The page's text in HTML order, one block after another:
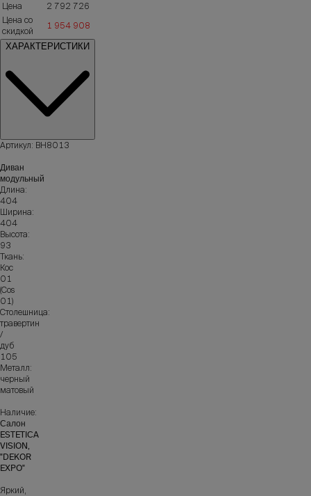
Цена
2 792 726
Цена со
скидкой
1 954 908
ХАРАКТЕРИСТИКИ
Артикул: ВН8013
Диван
модульный
Длина:
404
Ширина:
404
Высота:
93
Ткань:
Кос
01
(Cos
01)
Столешница:
травертин
/
дуб
105
Металл:
черный
матовый
Наличие:
Салон
ESTETICA
VISION,
"DEKOR
EXPO"
Яркий,